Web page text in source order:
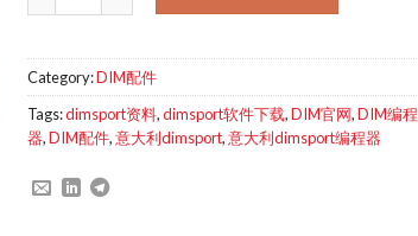
Category:DIM配件
Tags:dimsport资料,dimsport软件下载,DIM官网,DIM编程
器,DIM配件,意大利dimsport,意大利dimsport编程器